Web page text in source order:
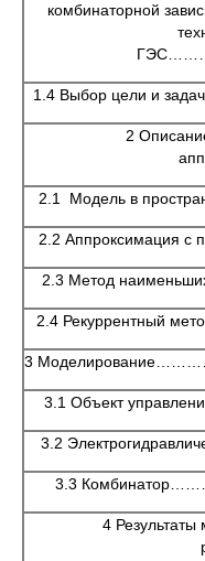
комбинаторной
1.4 Выбор цели и
2
2.1 Модель в
2.2
2.3 Метод
2.4 Рекуррентный
3
3.1 Объект
3.2
3.3
4 Результаты